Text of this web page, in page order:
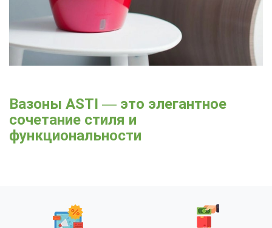
Вазоны ASTI — это элегантное
сочетание стиля и
функциональности